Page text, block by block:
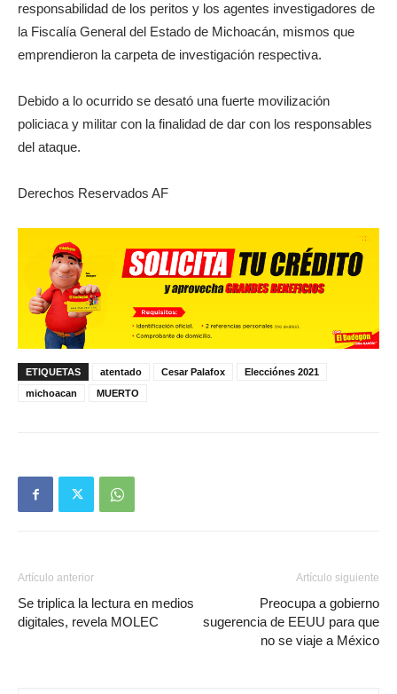
responsabilidad de los peritos y los agentes investigadores de
la Fiscalía General del Estado de Michoacán, mismos que
emprendieron la carpeta de investigación respectiva.
Debido a lo ocurrido se desató una fuerte movilización
policiaca y militar con la finalidad de dar con los responsables
del ataque.
Derechos Reservados AF
ETIQUETAS atentado Cesar Palafox
Elecciónes 2021
michoacan
MUERTO
Artículo anterior
Se triplica la lectura en medios
digitales, revela MOLEC
Artículo siguiente
Preocupa a gobierno
sugerencia de EEUU para que
no se viaje a México